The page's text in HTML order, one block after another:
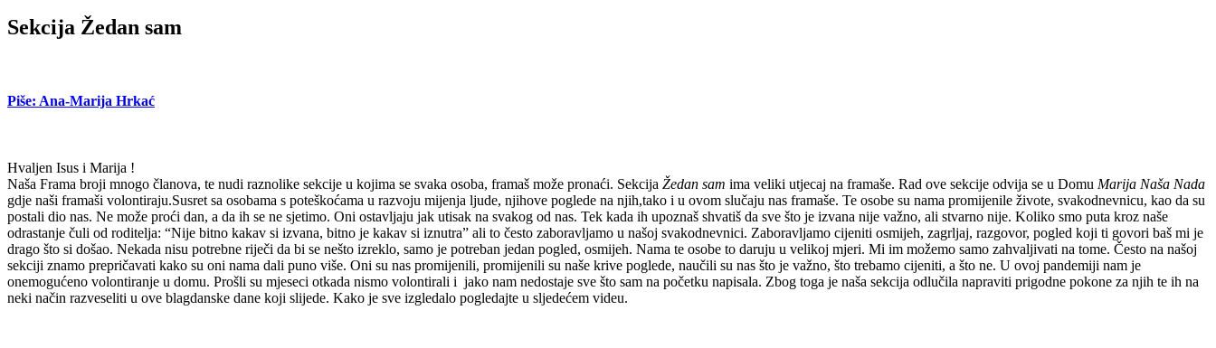
Sekcija Žedan sam
Piše: Ana-Marija Hrkać
Hvaljen Isus i Marija !
Naša Frama broji mnogo članova, te nudi raznolike sekcije u kojima se svaka osoba, framaš može pronaći. Sekcija Žedan sam ima veliki utjecaj na framaše. Rad ove sekcije odvija se u Domu Marija Naša Nada
gdje naši framaši volontiraju.Susret sa osobama s poteškoćama u razvoju mijenja ljude, njihove poglede na njih,tako i u ovom slučaju nas framaše. Te osobe su nama promijenile živote, svakodnevnicu, kao da su
postali dio nas. Ne može proći dan, a da ih se ne sjetimo. Oni ostavljaju jak utisak na svakog od nas. Tek kada ih upoznaš shvatiš da sve što je izvana nije važno, ali stvarno nije. Koliko smo puta kroz naše
odrastanje čuli od roditelja: “Nije bitno kakav si izvana, bitno je kakav si iznutra” ali to često zaboravljamo u našoj svakodnevnici. Zaboravljamo cijeniti osmijeh, zagrljaj, razgovor, pogled koji ti govori baš mi je
drago što si došao. Nekada nisu potrebne riječi da bi se nešto izreklo, samo je potreban jedan pogled, osmijeh. Nama te osobe to daruju u velikoj mjeri. Mi im možemo samo zahvaljivati na tome. Često na našoj
sekciji znamo prepričavati kako su oni nama dali puno više. Oni su nas promijenili, promijenili su naše krive poglede, naučili su nas što je važno, što trebamo cijeniti, a što ne. U ovoj pandemiji nam je
onemogućeno volontiranje u domu. Prošli su mjeseci otkada nismo volontirali i jako nam nedostaje sve što sam na početku napisala. Zbog toga je naša sekcija odlučila napraviti prigodne pokone za njih te ih na
neki način razveseliti u ove blagdanske dane koji slijede. Kako je sve izgledalo pogledajte u sljedećem videu.